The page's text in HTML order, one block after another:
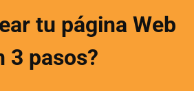
tu página Web
3 pasos?